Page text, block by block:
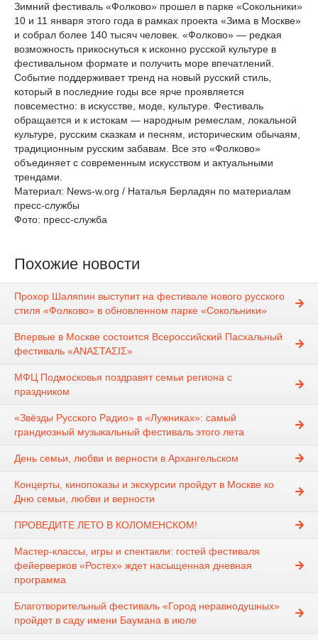
Зимний фестиваль «Фолково» прошел в парке «Сокольники»
10 и 11 января этого года в рамках проекта «Зима в Москве»
и собрал более 140 тысяч человек. «Фолково» — редкая
возможность прикоснуться к исконно русской культуре в
фестивальном формате и получить море впечатлений.
Событие поддерживает тренд на новый русский стиль,
который в последние годы все ярче проявляется
повсеместно: в искусстве, моде, культуре. Фестиваль
обращается и к истокам — народным ремеслам, локальной
культуре, русским сказкам и песням, историческим обычаям,
традиционным русским забавам. Все это «Фолково»
объединяет с современным искусством и актуальными
трендами.
Материал: News-w.org / Наталья Берладян по материалам
пресс-службы
Фото: пресс-служба
Похожие новости
Прохор Шаляпин выступит на фестивале нового русского
стиля «Фолково» в обновленном парке «Сокольники»
Впервые в Москве состоится Всероссийский Пасхальный
фестиваль «ΑΝΑΣΤΑΣΙΣ»
МФЦ Подмосковья поздравят семьи региона с
праздником
«Звёзды Русского Радио» в «Лужниках»: самый
грандиозный музыкальный фестиваль этого лета
День семьи, любви и верности в Архангельском
Концерты, кинопоказы и экскурсии пройдут в Москве ко
Дню семьи, любви и верности
ПРОВЕДИТЕ ЛЕТО В КОЛОМЕНСКОМ!
Мастер-классы, игры и спектакли: гостей фестиваля
фейерверков «Ростех» ждет насыщенная дневная
программа
Благотворительный фестиваль «Город неравнодушных»
пройдет в саду имени Баумана в июле